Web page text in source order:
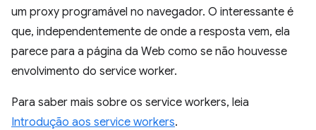
um proxy programável no navegador. O interessante é
que, independentemente de onde a resposta vem, ela
parece para a página da Web como se não houvesse
envolvimento do service worker.
Para saber mais sobre os service workers, leia
Introdução aos service workers.